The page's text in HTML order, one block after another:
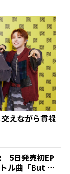
えながら貫禄
5日発売初EP
トル曲「But S